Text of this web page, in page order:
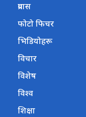
प्रवास
फोटो फिचर
भिडियोहरू
विचार
विशेष
विश्व
शिक्षा